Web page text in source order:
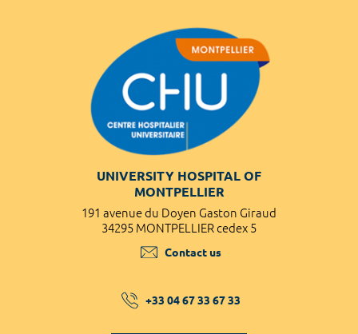
UNIVERSITY HOSPITAL OF
MONTPELLIER
191 avenue du Doyen Gaston Giraud
34295 MONTPELLIER cedex 5
Contact us
+33 04 67 33 67 33